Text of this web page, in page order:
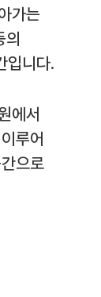
가는
의
입니다.
에서
루어
으로